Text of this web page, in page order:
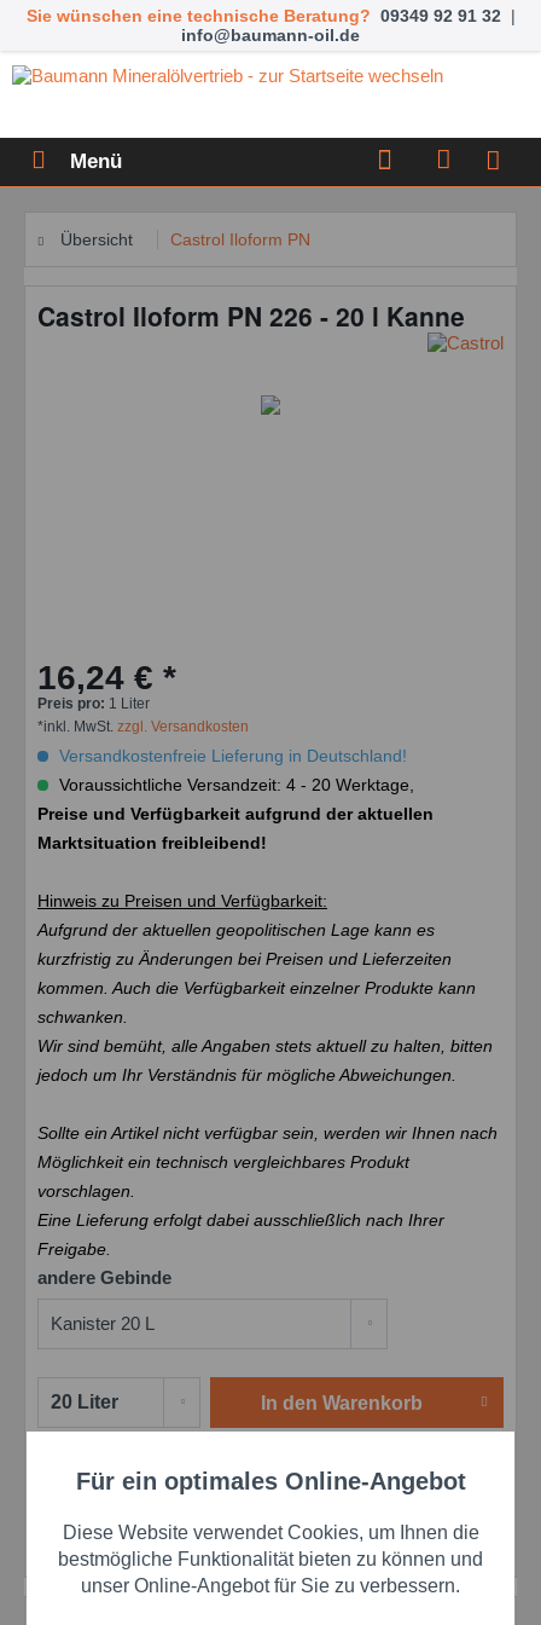
Sie wünschen eine technische Beratung? 09349 92 91 32 |
info@baumann-oil.de
Menü
Übersicht Castrol Iloform PN
Castrol Iloform PN 226 - 20 l Kanne
16,24 € *
Preis pro: 1 Liter
*inkl. MwSt. zzgl. Versandkosten
Versandkostenfreie Lieferung in Deutschland!
Voraussichtliche Versandzeit: 4 - 20 Werktage,
Preise und Verfügbarkeit aufgrund der aktuellen
Marktsituation freibleibend!
Hinweis zu Preisen und Verfügbarkeit:
Aufgrund der aktuellen geopolitischen Lage kann es
kurzfristig zu Änderungen bei Preisen und Lieferzeiten
kommen. Auch die Verfügbarkeit einzelner Produkte kann
schwanken.
Wir sind bemüht, alle Angaben stets aktuell zu halten, bitten
jedoch um Ihr Verständnis für mögliche Abweichungen.
Sollte ein Artikel nicht verfügbar sein, werden wir Ihnen nach
Möglichkeit ein technisch vergleichbares Produkt
vorschlagen.
Eine Lieferung erfolgt dabei ausschließlich nach Ihrer
Freigabe.
andere Gebinde
In den Warenkorb
Preis anfragen
Herstellernr.:
155B55
Funktionale Aktiv
Marketing Aktiv
Für ein optimales Online-Angebot
Diese Website verwendet Cookies, um Ihnen die
bestmögliche Funktionalität bieten zu können und
unser Online-Angebot für Sie zu verbessern.